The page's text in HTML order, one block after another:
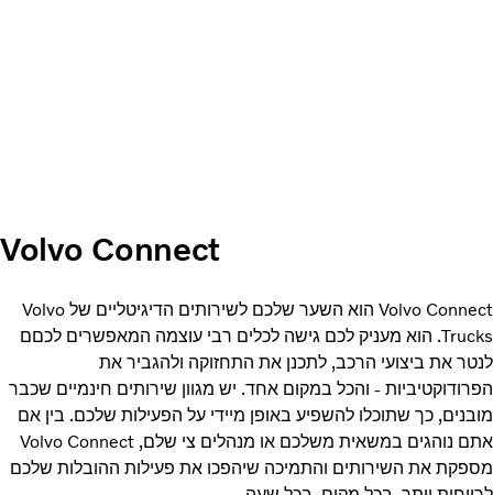
Volvo Connect
Volvo Connect הוא השער שלכם לשירותים הדיגיטליים של Volvo
Trucks. הוא מעניק לכם גישה לכלים רבי עוצמה המאפשרים לכםם
את ביצועי הרכב, לתכנן את התחזוקה ולהגביר את
- והכל במקום אחד. יש מגוון שירותים חינמיים שכבר
כך שתוכלו להשפיע באופן מיידי על הפעילות שלכם. בין אם
אתם נוהגים במשאית משלכם או מנהלים צי שלם, Volvo Connect
את השירותים והתמיכה שיהפכו את פעילות ההובלות שלכם